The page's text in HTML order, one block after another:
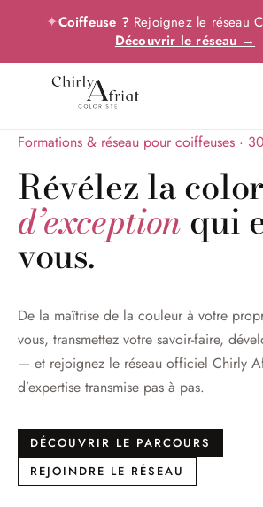
✦Coiffeuse ?Rejoignez le réseau
Découvrir le réseau →
Formations & réseau pour coiffeuses ·
Révélez la
d’exceptionqui
vous.
De la maîtrise de la couleur à votre
vous, transmettez votre savoir-faire,
— et rejoignez le réseau officiel Chirly
d’expertise transmise pas à pas.
DÉCOUVRIR LE PARCOURS
REJOINDRE LE RÉSEAU